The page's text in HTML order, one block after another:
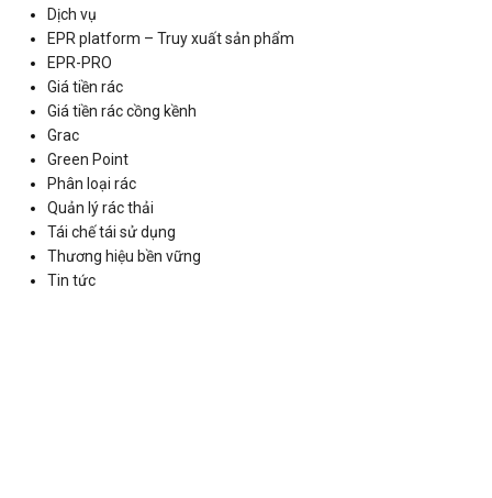
Dịch vụ
EPR platform – Truy xuất sản phẩm
EPR-PRO
Giá tiền rác
Giá tiền rác cồng kềnh
Grac
Green Point
Phân loại rác
Quản lý rác thải
Tái chế tái sử dụng
Thương hiệu bền vững
Tin tức